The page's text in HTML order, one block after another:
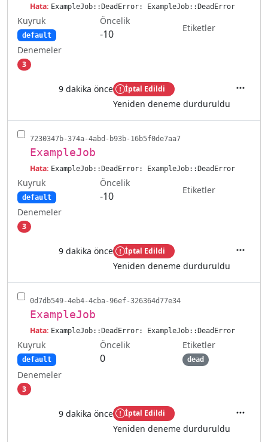
Hata: ExampleJob::DeadError: ExampleJob::DeadError
Kuyruk
default
Öncelik
-10
Etiketler
Denemeler
3
9 dakika önce İptal Edildi
Yeniden deneme durduruldu
7230347b-374a-4abd-b93b-16b5f0de7aa7
ExampleJob
Hata: ExampleJob::DeadError: ExampleJob::DeadError
Kuyruk
default
Öncelik
-10
Etiketler
Denemeler
3
9 dakika önce İptal Edildi
Yeniden deneme durduruldu
0d7db549-4eb4-4cba-96ef-326364d77e34
ExampleJob
Hata: ExampleJob::DeadError: ExampleJob::DeadError
Kuyruk
default
Öncelik
0
Etiketler
dead
Denemeler
3
9 dakika önce İptal Edildi
Yeniden deneme durduruldu